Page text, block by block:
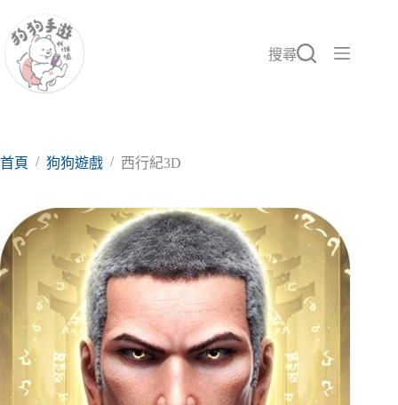
至
要
搜尋
首頁 / 狗狗遊戲 / 西行紀3D